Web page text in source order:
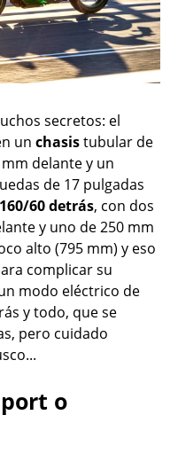
secretos: el
un chasistubular de
delante y un
de 17 pulgadas
60 detrás, con dos
y uno de 250 mm
alto (795 mm) y eso
complicar su
modo eléctrico de
y todo, que se
pero cuidado
o